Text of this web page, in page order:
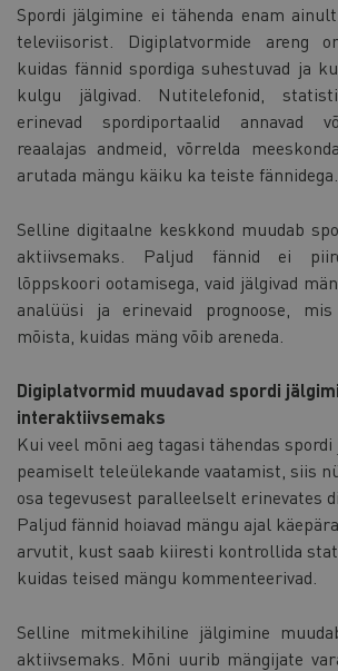
Spordi jälgimine ei tähenda enam
televiisorist. Digiplatvormide areng
kuidas fännid spordiga suhestuvad ja
kulgu jälgivad. Nutitelefonid,
erinevad spordiportaalid annavad
reaalajas andmeid, võrrelda
arutada mängu käiku ka teiste fännidega.
Selline digitaalne keskkond muudab
aktiivsemaks. Paljud fännid ei
lõppskoori ootamisega, vaid jälgivad
analüüsi ja erinevaid prognoose,
mõista, kuidas mäng võib areneda.
Digiplatvormid muudavad spordi
interaktiivsemaks
Kui veel mõni aeg tagasi tähendas
peamiselt teleülekande vaatamist, siis
osa tegevusest paralleelselt erinevates
Paljud fännid hoiavad mängu ajal
arvutit, kust saab kiiresti kontrollida
kuidas teised mängu kommenteerivad.
Selline mitmekihiline jälgimine
aktiivsemaks. Mõni uurib mängijate